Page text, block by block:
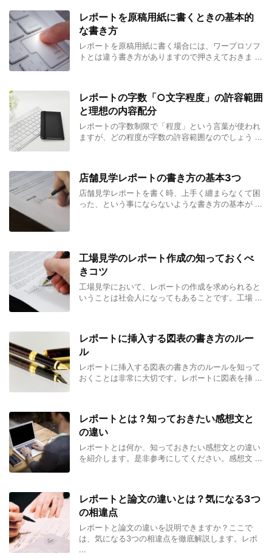
レポートを原稿用紙に書くときの基本的
な書き方
レポートを原稿用紙に書く場合には、ワープロソフ
トとは違う書き方がありますので押さえておきま ...
レポートの字数「○文字程度」の許容範囲
と理想の内容配分
レポートの字数制限で「程度」という言葉が使われ
ますが、どの程度が字数の許容範囲なのでしょう ...
店舗見学レポートの書き方の基本3つ
店舗見学レポートを書く時、上手く纏まらなくて困
った、という事にならないような書き方の基本が ...
工場見学のレポート作成の知っておくべ
きコツ
工場見学において、レポートの作成を求められると
いうことは社会人になってもあることです。工場 ...
レポートに挿入する図表の書き方のルー
ル
レポートに挿入する図表の書き方のルールを知って
おくことは非常に大切です。レポートに図表を挿 ...
レポートとは？知っておきたい感想文と
の違い
レポートとは何か、知っておきたい感想文との違い
を紹介します。是非参考にしてください。感想文 ...
レポートと論文の違いとは？気になる3つ
の相違点
レポートと論文の違いを説明できますか？ここで
は、気になる3つの相違点を徹底解説します。レポ
...